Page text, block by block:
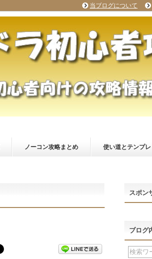
ノーコン攻略まとめ 使い道とテンプレ
スポン
ブログ
当ブログについて